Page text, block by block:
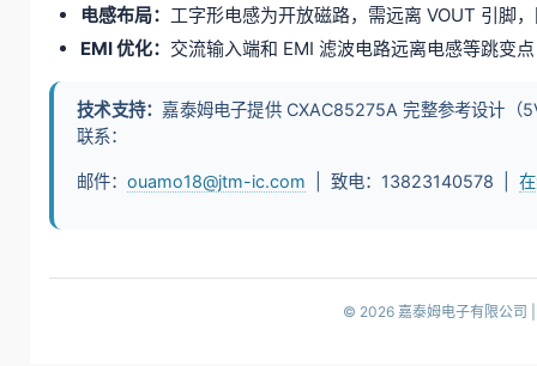
电感布局： 工字形电感为开放磁路，需远离 VOUT 引脚
EMI 优化： 交流输入端和 EMI 滤波电路远离电感等跳变
技术支持： 嘉泰姆电子提供 CXAC85275A 完整参考设计（
联系：
邮件：ouamo18@jtm-ic.com | 致电：13823140578 |
© 2026 嘉泰姆电子有限公司